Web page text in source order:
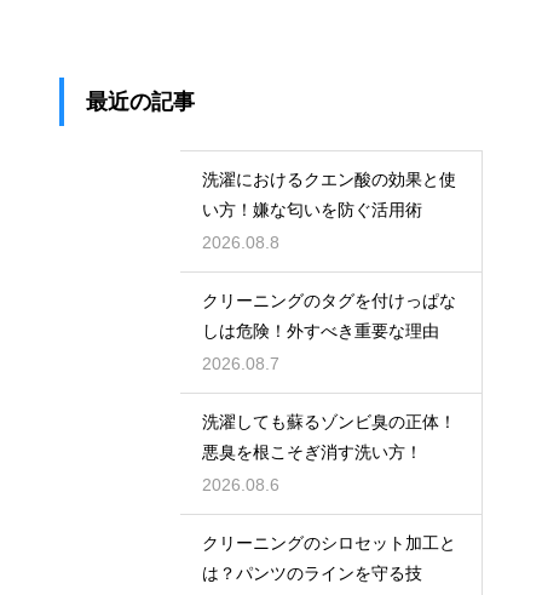
最近の記事
洗濯におけるクエン酸の効果と使
い方！嫌な匂いを防ぐ活用術
2026.08.8
クリーニングのタグを付けっぱな
しは危険！外すべき重要な理由
2026.08.7
洗濯しても蘇るゾンビ臭の正体！
悪臭を根こそぎ消す洗い方！
2026.08.6
クリーニングのシロセット加工と
は？パンツのラインを守る技